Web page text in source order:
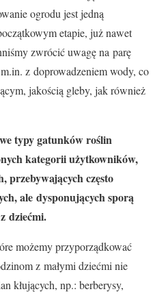
ogrodu jest jedną
etapie, już nawet
zwrócić uwagę na parę
z doprowadzeniem wody, co
jakością gleby, jak również
typy gatunków roślin
kategorii użytkowników,
przebywających często
ale dysponujących sporą
dziećmi.
możemy przyporządkować
z małymi dziećmi nie
kłujących, np.: berberysy,